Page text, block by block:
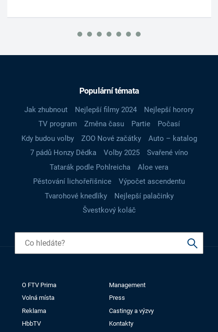
Populární témata
Jak zhubnout Nejlepší filmy 2024
Nejlepší horory
TV program
Změna času Partie
Počasí
Kdy budou volby
ZOO Nové začátky
Auto – katalog
7 pádů Honzy Dědka
Volby 2025
Svařené víno
Tatarák podle Pohlreicha
Aloe vera
Pěstování lichořeřišnice
Výpočet ascendentu
Tvarohové knedlíky
Nejlepší palačinky
Švestkový koláč
O FTV Prima
Management
Volná místa
Press
Reklama
Castingy a výzvy
HbbTV
Kontakty